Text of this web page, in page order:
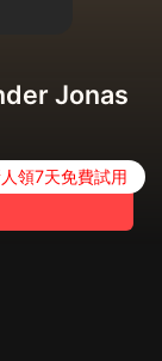
Jonas
領7天免費試用